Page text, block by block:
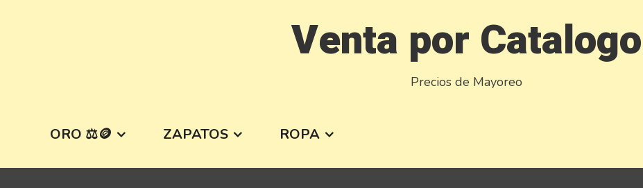
Venta por Catalogo
Precios de Mayoreo
ORO ⚖️🪙 ZAPATOS ROPA